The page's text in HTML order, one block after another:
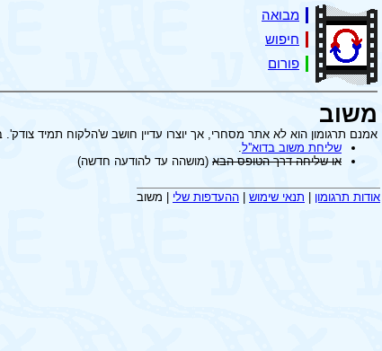
מבואה
חיפוש
פורום
משוב
אמנם תרגומון הוא לא אתר מסחרי, אך יוצרו עדיין חושב ש'הלקוח תמיד
שליחת משוב בדוא''ל.
או שליחה דרך הטופס הבא (מושהה עד להודעה חדשה)
אודות תרגומון תנאי שימוש ההעדפות שלי משוב